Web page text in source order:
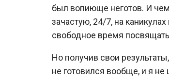
был вопиюще неготов. И
зачастую, 24/7, на
свободное время
Но получив свои
не готовился вообще, и я не